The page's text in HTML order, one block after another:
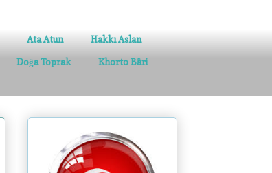
Ata Atun Hakkı Aslan
Doğa Toprak Khorto Bâri